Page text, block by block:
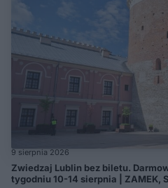
9 sierpnia 2026
Zwiedzaj Lublin bez biletu.
tygodniu 10-14 sierpnia | ZAMEK,